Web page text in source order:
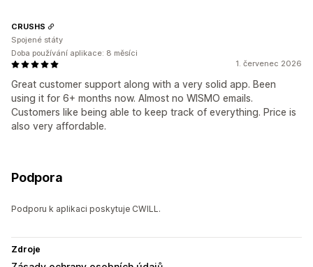
1. červenec 2026
Great customer support along with a very solid app. Been
using it for 6+ months now. Almost no WISMO emails.
Customers like being able to keep track of everything. Price is
also very affordable.
CRUSHS
Spojené státy
Doba používání aplikace: 8 měsíci
Podpora
Podporu k aplikaci poskytuje CWILL.
Zdroje